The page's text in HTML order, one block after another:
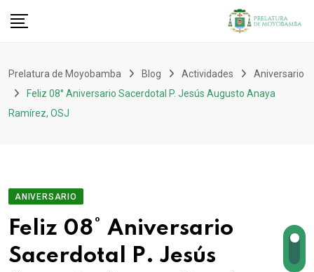
Prelatura de Moyobamba Blog Actividades
Aniversario
Feliz 08° Aniversario Sacerdotal P. Jesús Augusto Anaya
Ramírez, OSJ
ANIVERSARIO
Feliz 08° Aniversario
Sacerdotal P. Jesús